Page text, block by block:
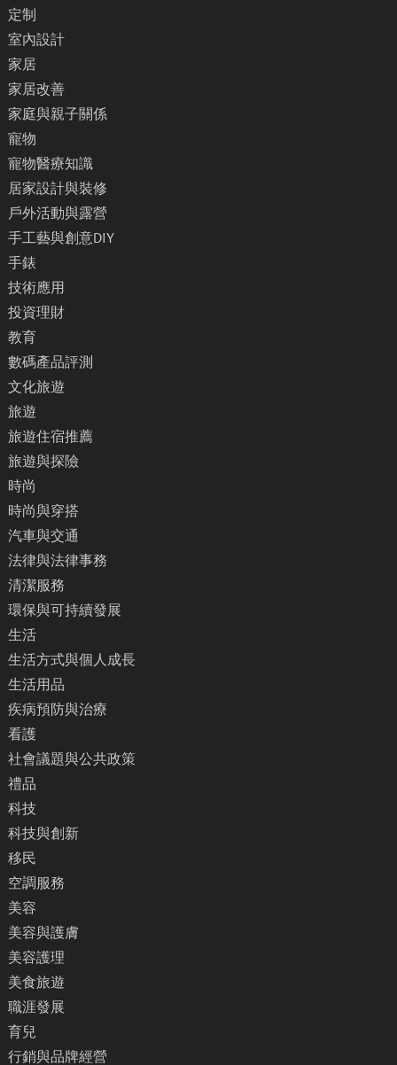
定制
室內設計
家居
家居改善
家庭與親子關係
寵物
寵物醫療知識
居家設計與裝修
戶外活動與露營
手工藝與創意DIY
手錶
技術應用
投資理財
教育
數碼產品評測
文化旅遊
旅遊
旅遊住宿推薦
旅遊與探險
時尚
時尚與穿搭
汽車與交通
法律與法律事務
清潔服務
環保與可持續發展
生活
生活方式與個人成長
生活用品
疾病預防與治療
看護
社會議題與公共政策
禮品
科技
科技與創新
移民
空調服務
美容
美容與護膚
美容護理
美食旅遊
職涯發展
育兒
行銷與品牌經營